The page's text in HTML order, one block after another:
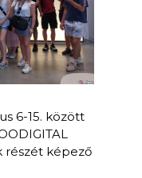
6-15. között
részét képező